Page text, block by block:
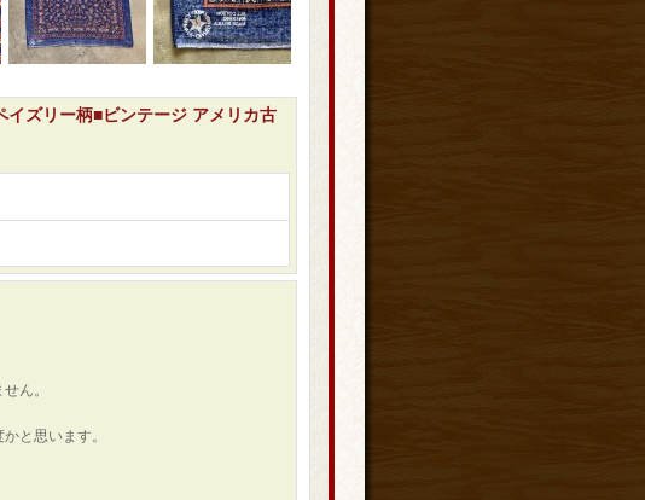
イズリー柄■ビンテージ アメリカ古
ん。
と思います。